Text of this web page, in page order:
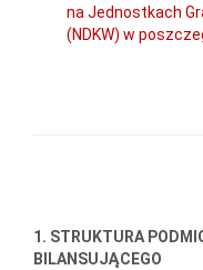
na Jednostkach
(NDKW) w
1. STRUKTURA
BILANSUJĄCEGO